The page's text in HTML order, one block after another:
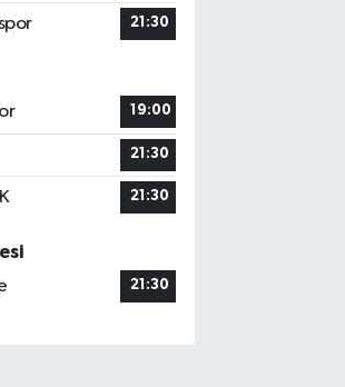
21:30
19:00
21:30
21:30
21:30